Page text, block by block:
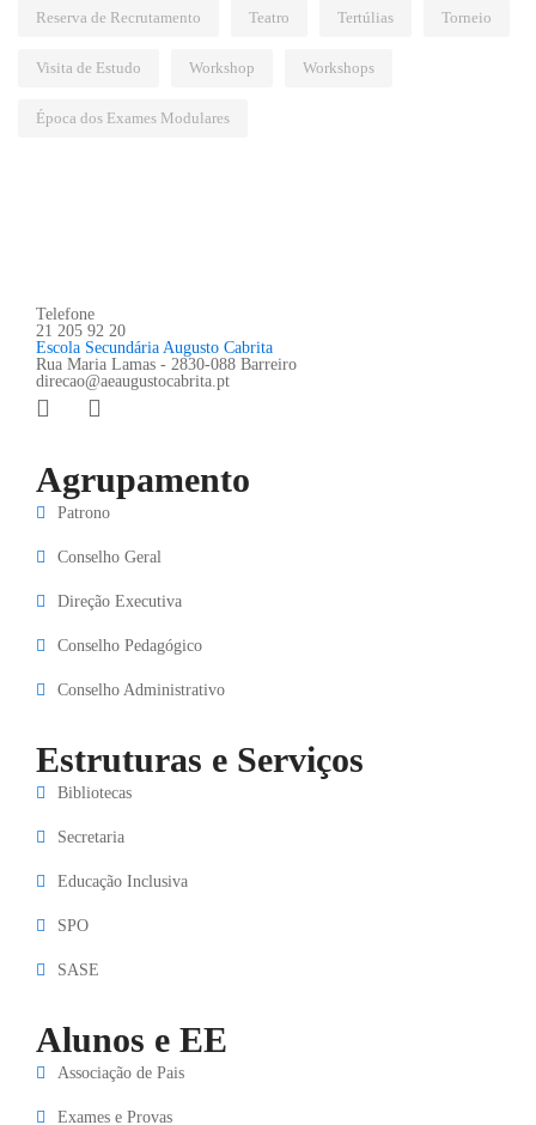
Reserva de Recrutamento Teatro Tertúlias Torneio
Visita de Estudo Workshop Workshops
Época dos Exames Modulares
Telefone
21 205 92 20
Escola Secundária Augusto Cabrita
Rua Maria Lamas - 2830-088 Barreiro
direcao@aeaugustocabrita.pt
Agrupamento
Patrono
Conselho Geral
Direção Executiva
Conselho Pedagógico
Conselho Administrativo
Estruturas e Serviços
Bibliotecas
Secretaria
Educação Inclusiva
SPO
SASE
Alunos e EE
Associação de Pais
Exames e Provas